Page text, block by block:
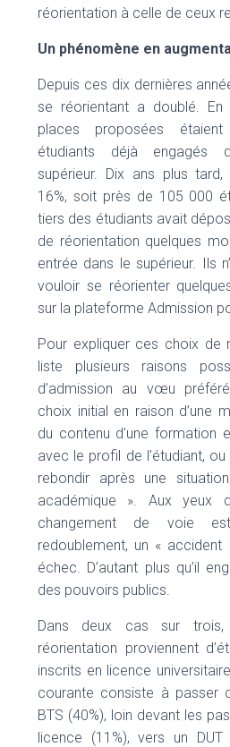
réorientation à celle de ceux
Un phénomène en
Depuis ces dix dernières
se réorientant a doublé. En
places proposées
étudiants déjà engagés
supérieur. Dix ans plus
16%, soit près de 105 000
tiers des étudiants avait
de réorientation quelques
entrée dans le supérieur. Ils
vouloir se réorienter
sur la plateforme Admission
Pour expliquer ces choix de
liste plusieurs raisons
d’admission au vœu
choix initial en raison d’une
du contenu d’une formation
avec le profil de l’étudiant,
rebondir après une
académique ». Aux yeux
changement de voie
redoublement, un «
échec. D’autant plus qu’il
des pouvoirs publics.
Dans deux cas sur
réorientation proviennent
inscrits en licence
courante consiste à passer
BTS (40%), loin devant les
licence (11%), vers un